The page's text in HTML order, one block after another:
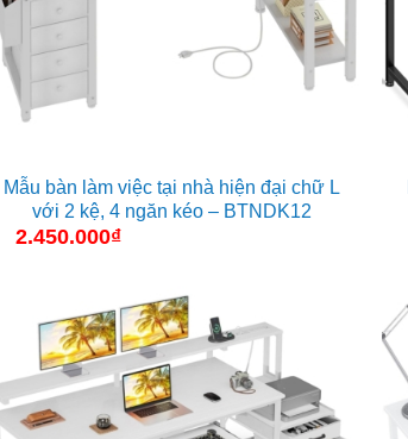
Mẫu bàn làm việc tại nhà hiện đại chữ L
với 2 kệ, 4 ngăn kéo – BTNDK12
2.450.000₫